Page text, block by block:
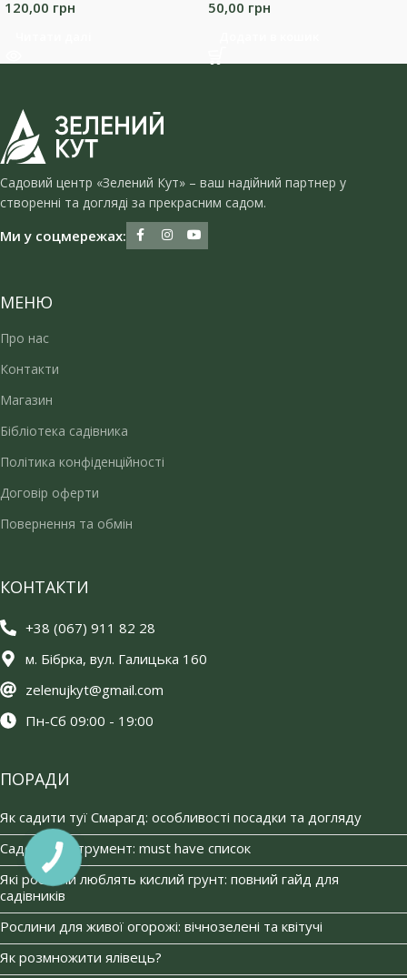
120,00 грн 50,00 грн
Садовий центр «Зелений Кут» – ваш надійний партнер у
створенні та догляді за прекрасним садом.
Ми у соцмережах:
МЕНЮ
Про нас
Контакти
Магазин
Бібліотека садівника
Політика конфіденційності
Договір оферти
Повернення та обмін
КОНТАКТИ
+38 (067) 911 82 28
м. Бібрка, вул. Галицька 160
zelenujkyt@gmail.com
Пн-Сб 09:00 - 19:00
ПОРАДИ
Як садити туї Смарагд: особливості посадки та догляду
Садовий інструмент: must have список
Які рослини люблять кислий грунт: повний гайд для
садівників
Рослини для живої огорожі: вічнозелені та квітучі
Як розмножити ялівець?